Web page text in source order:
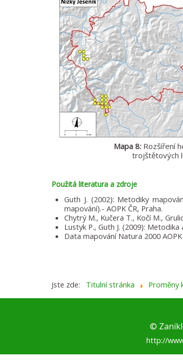
Mapa 8: Rozšíření
trojštětových
Použitá literatura a zdroje
Guth J. (2002): Metodiky
mapování).- AOPK ČR, Praha.
Chytrý M., Kučera T., Kočí M.,
Lustyk P., Guth J. (2009):
Data mapování Natura 2000 AOPK
Jste zde: Titulní stránka Proměny
©
http://